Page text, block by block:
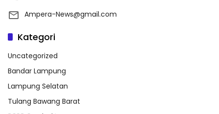
Ampera-News@gmail.com
Kategori
Uncategorized
Bandar Lampung
Lampung Selatan
Tulang Bawang Barat